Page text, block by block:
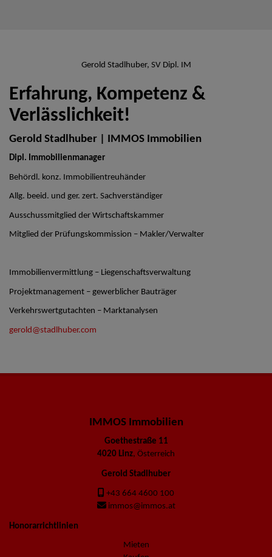
Gerold Stadlhuber, SV Dipl. IM
Erfahrung, Kompetenz &
Verlässlichkeit!
Gerold Stadlhuber | IMMOS Immobilien
Dipl. Immobilienmanager
Behördl. konz. Immobilientreuhänder
Allg. beeid. und ger. zert. Sachverständiger
Ausschussmitglied der Wirtschaftskammer
Mitglied der Prüfungskommission – Makler/Verwalter
Immobilienvermittlung – Liegenschaftsverwaltung
Projektmanagement – gewerblicher Bauträger
Verkehrswertgutachten – Marktanalysen
gerold@stadlhuber.com
IMMOS Immobilien
Goethestraße 11
4020 Linz, Österreich
Gerold Stadlhuber
+43 664 4600 100
immos@immos.at
Honorarrichtlinien
Mieten